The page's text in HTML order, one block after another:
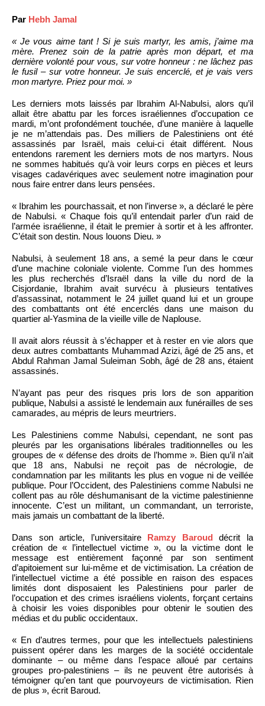
Par Hebh Jamal
« Je vous aime tant ! Si je suis martyr, les amis, j’aime ma
mère. Prenez soin de la patrie après mon départ, et ma
dernière volonté pour vous, sur votre honneur : ne lâchez pas
le fusil – sur votre honneur. Je suis encerclé, et je vais vers
mon martyre. Priez pour moi. »
Les derniers mots laissés par Ibrahim Al-Nabulsi, alors qu’il
allait être abattu par les forces israéliennes d’occupation ce
mardi, m’ont profondément touchée, d’une manière à laquelle
je ne m’attendais pas. Des milliers de Palestiniens ont été
assassinés par Israël, mais celui-ci était différent. Nous
entendons rarement les derniers mots de nos martyrs. Nous
ne sommes habitués qu’à voir leurs corps en pièces et leurs
visages cadavériques avec seulement notre imagination pour
nous faire entrer dans leurs pensées.
« Ibrahim les pourchassait, et non l’inverse », a déclaré le père
de Nabulsi. « Chaque fois qu’il entendait parler d’un raid de
l’armée israélienne, il était le premier à sortir et à les affronter.
C’était son destin. Nous louons Dieu. »
Nabulsi, à seulement 18 ans, a semé la peur dans le cœur
d’une machine coloniale violente. Comme l’un des hommes
les plus recherchés d’Israël dans la ville du nord de la
Cisjordanie, Ibrahim avait survécu à plusieurs tentatives
d’assassinat, notamment le 24 juillet quand lui et un groupe
des combattants ont été encerclés dans une maison du
quartier al-Yasmina de la vieille ville de Naplouse.
Il avait alors réussit à s’échapper et à rester en vie alors que
deux autres combattants Muhammad Azizi, âgé de 25 ans, et
Abdul Rahman Jamal Suleiman Sobh, âgé de 28 ans, étaient
assassinés.
N’ayant pas peur des risques pris lors de son apparition
publique, Nabulsi a assisté le lendemain aux funérailles de ses
camarades, au mépris de leurs meurtriers.
Les Palestiniens comme Nabulsi, cependant, ne sont pas
pleurés par les organisations libérales traditionnelles ou les
groupes de « défense des droits de l’homme ». Bien qu’il n’ait
que 18 ans, Nabulsi ne reçoit pas de nécrologie, de
condamnation par les militants les plus en vogue ni de veillée
publique. Pour l’Occident, des Palestiniens comme Nabulsi ne
collent pas au rôle déshumanisant de la victime palestinienne
innocente. C’est un militant, un commandant, un terroriste,
mais jamais un combattant de la liberté.
Dans son article, l’universitaire Ramzy Baroud décrit la
création de « l’intellectuel victime », ou la victime dont le
message est entièrement façonné par son sentiment
d’apitoiement sur lui-même et de victimisation. La création de
l’intellectuel victime a été possible en raison des espaces
limités dont disposaient les Palestiniens pour parler de
l’occupation et des crimes israéliens violents, forçant certains
à choisir les voies disponibles pour obtenir le soutien des
médias et du public occidentaux.
« En d’autres termes, pour que les intellectuels palestiniens
puissent opérer dans les marges de la société occidentale
dominante – ou même dans l’espace alloué par certains
groupes pro-palestiniens – ils ne peuvent être autorisés à
témoigner qu’en tant que pourvoyeurs de victimisation. Rien
de plus », écrit Baroud.